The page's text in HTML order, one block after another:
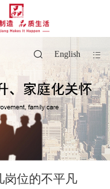
English
岗位的不平凡